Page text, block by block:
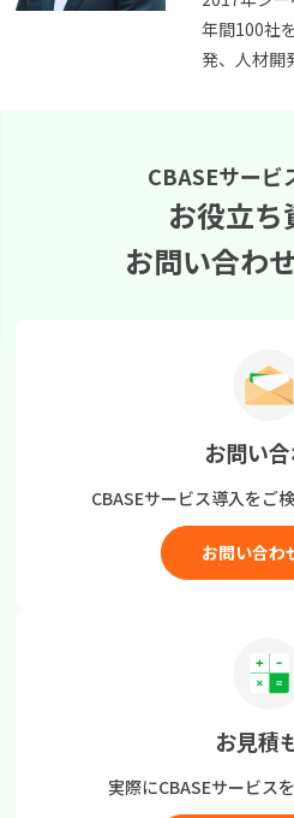
年間100社
発、人材開
CBASEサービ
お役立ち
お問い合わ
お問い
CBASEサービス導入をご検
お問い合わ
お見積
実際にCBASEサービスを